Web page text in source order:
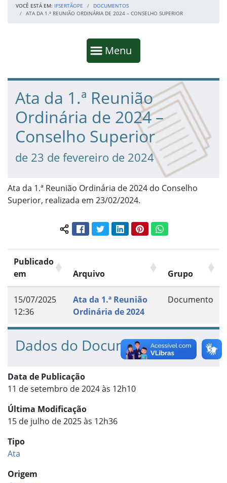
VOCÊ ESTÁ EM: IFSERTÃOPE
DOCUMENTOS
ATA DA 1.ª REUNIÃO ORDINÁRIA DE 2024 – CONSELHO SUPERIOR
Mostrar
Menu
Fim da navegação
Início do conteúdo
Ata da 1.ª Reunião
Ordinária de 2024 –
Conselho Superior
de 23 de fevereiro de 2024
Ata da 1.ª Reunião Ordinária de 2024 do Conselho
Superior, realizada em 23/02/2024.
Compartilhar conteúdo:
FacebookTwitterLinkedInPinterestWhatsApp
Publicado
em
Arquivo Grupo
15/07/2025
12:36
Ata da 1.ª Reunião
Ordinária de 2024
Documento
Dados do Documento
Data de Publicação
11 de setembro de 2024 às 12h10
Última Modificação
15 de julho de 2025 às 12h36
Tipo
Ata
Origem